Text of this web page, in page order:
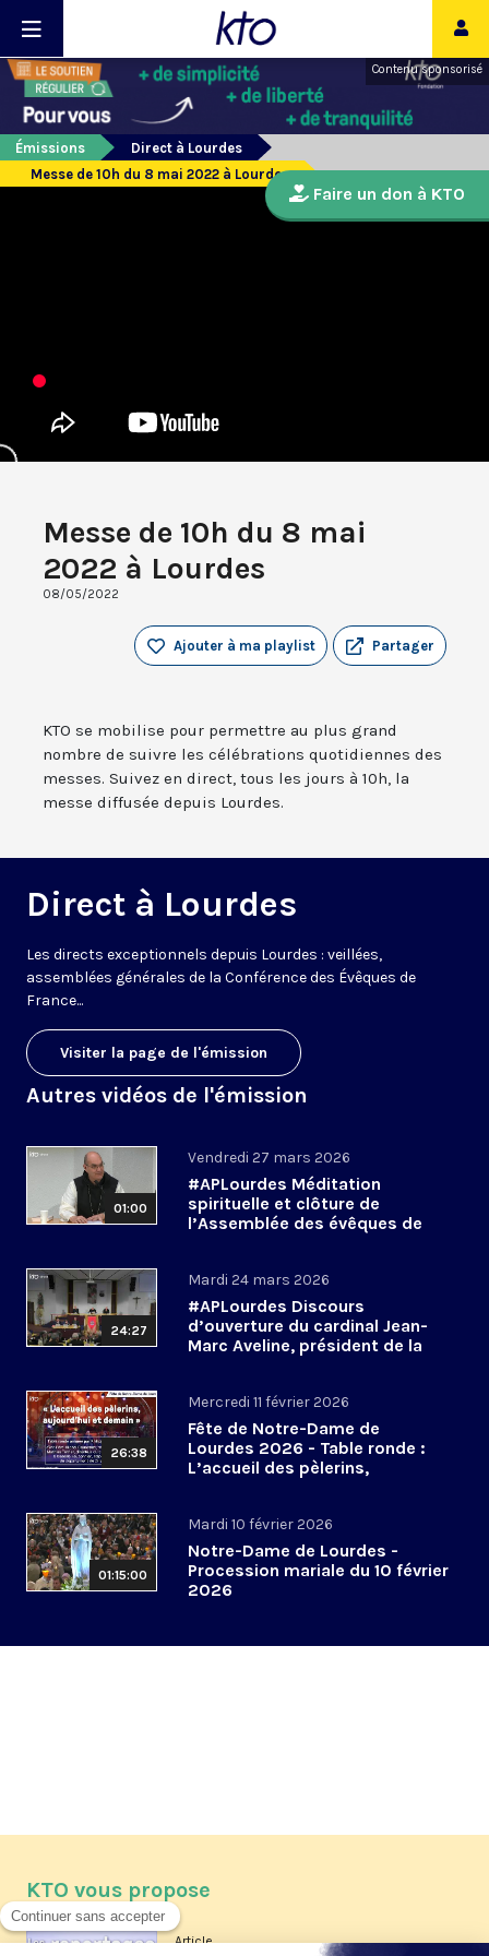
Contenu sponsorisé
Émissions
Direct à Lourdes
Messe de 10h du 8 mai 2022 à Lourdes
Messe de 10h du 8 mai
2022 à Lourdes
08/05/2022
Partager
Ajouter à ma playlist
KTO se mobilise pour permettre au plus grand
nombre de suivre les célébrations quotidiennes des
messes. Suivez en direct, tous les jours à 10h, la
messe diffusée depuis Lourdes.
Direct à Lourdes
Les directs exceptionnels depuis Lourdes : veillées,
assemblées générales de la Conférence des Évêques de
France...
Visiter la page de l'émission
Autres vidéos de l'émission
01:00
Vendredi 27 mars 2026
#APLourdes Méditation
spirituelle et clôture de
l’Assemblée des évêques de
24:27
Mardi 24 mars 2026
#APLourdes Discours
d’ouverture du cardinal Jean-
Marc Aveline, président de la
26:38
Mercredi 11 février 2026
Fête de Notre-Dame de
Lourdes 2026 - Table ronde :
L’accueil des pèlerins,
01:15:00
Mardi 10 février 2026
Notre-Dame de Lourdes -
Procession mariale du 10 février
2026
Faire un don à KTO
KTO vous propose
Article